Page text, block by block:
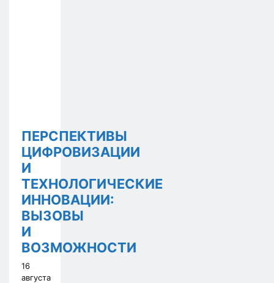
ПЕРСПЕКТИВЫ
ЦИФРОВИЗАЦИИ
И
ТЕХНОЛОГИЧЕСКИЕ
ИННОВАЦИИ:
ВЫЗОВЫ
И
ВОЗМОЖНОСТИ
16
августа